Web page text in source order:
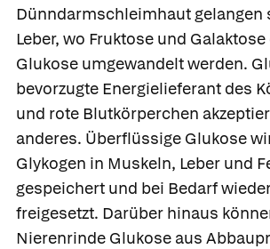
Dünndarmschleimhaut gelangen
Leber, wo Fruktose und
Glukose umgewandelt werden.
bevorzugte Energielieferant des
und rote Blutkörperchen
anderes. Überflüssige Glukose
Glykogen in Muskeln, Leber und
gespeichert und bei Bedarf
freigesetzt. Darüber hinaus
Nierenrinde Glukose aus